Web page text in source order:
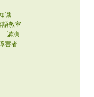
識
語教室
講演
害者